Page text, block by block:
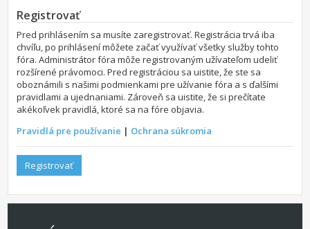
Registrovať
Pred prihlásením sa musíte zaregistrovať. Registrácia trvá iba
chvíľu, po prihlásení môžete začať využívať všetky služby tohto
fóra. Administrátor fóra môže registrovaným užívateľom udeliť
rozšírené právomoci. Pred registráciou sa uistite, že ste sa
oboznámili s našimi podmienkami pre užívanie fóra a s ďalšími
pravidlami a ujednaniami. Zároveň sa uistite, že si prečítate
akékoľvek pravidlá, ktoré sa na fóre objavia.
Pravidlá pre používanie | Ochrana súkromia
Registrovať